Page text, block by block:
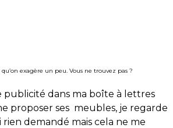
exagère un peu. Vous ne trouvez pas ?
publicité dans ma boîte à lettres
proposer ses meubles, je regarde
rien demandé mais cela ne me